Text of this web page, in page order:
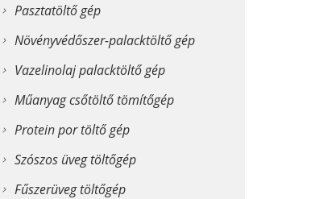
Pasztatöltő gép
Növényvédőszer-palacktöltő gép
Vazelinolaj palacktöltő gép
Műanyag csőtöltő tömítőgép
Protein por töltő gép
Szószos üveg töltőgép
Fűszerüveg töltőgép